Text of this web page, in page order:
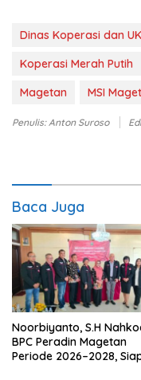
Dinas Koperasi dan
Koperasi Merah Putih
Magetan
MSI
Penulis: Anton Suroso
Baca Juga
Noorbiyanto, S.H
BPC Peradin Magetan
Periode 2026–2028,